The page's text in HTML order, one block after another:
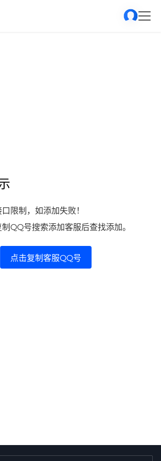
限制，如添加失败！
QQ号搜索添加客服后查找添加。
点击复制客服QQ号